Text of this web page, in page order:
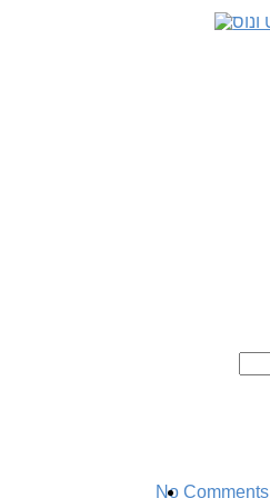
No Comments